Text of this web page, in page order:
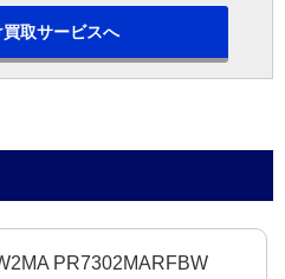
取サービスへ
PR7302MARFBW